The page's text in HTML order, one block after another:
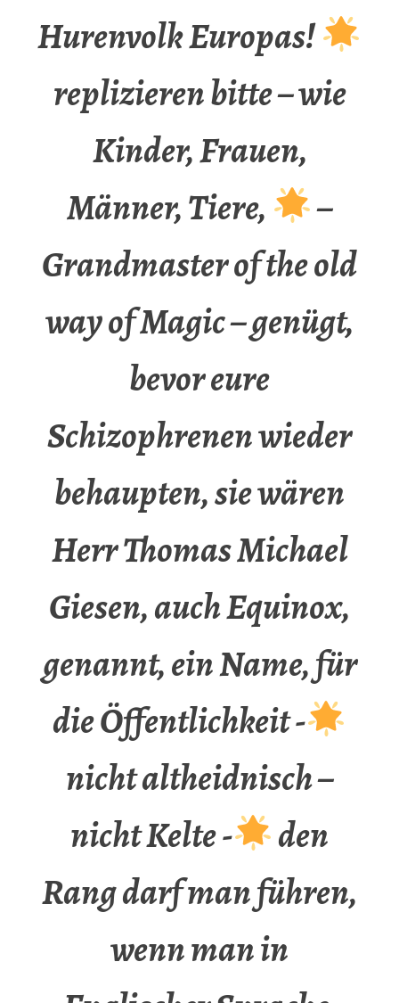
Hurenvolk Europas!
replizieren bitte – wie
Kinder, Frauen,
Männer, Tiere,
–
Grandmaster of the old
way of Magic – genügt,
bevor eure
Schizophrenen wieder
behaupten, sie wären
Herr Thomas Michael
Giesen, auch Equinox,
genannt, ein Name, für
die Öffentlichkeit -
nicht altheidnisch –
nicht Kelte -
den
Rang darf man führen,
wenn man in